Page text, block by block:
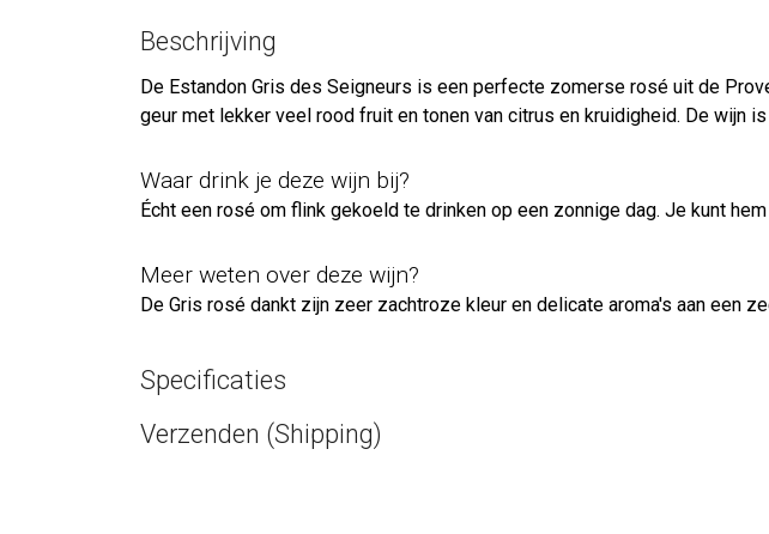
Beschrijving
De Estandon Gris des Seigneurs is een perfecte zomerse rosé uit de
geur met lekker veel rood fruit en tonen van citrus en kruidigheid. De wijn
Waar drink je deze wijn bij?
Écht een rosé om flink gekoeld te drinken op een zonnige dag. Je kunt
Meer weten over deze wijn?
De Gris rosé dankt zijn zeer zachtroze kleur en delicate aroma's aan een
Specificaties
Verzenden (Shipping)